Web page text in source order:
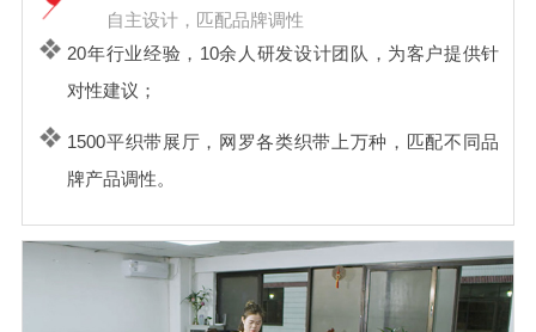
自主设计，匹配品牌调性
20年行业经验，10余人研发设计团队，为客户提供针
对性建议；
1500平织带展厅，网罗各类织带上万种，匹配不同品
牌产品调性。